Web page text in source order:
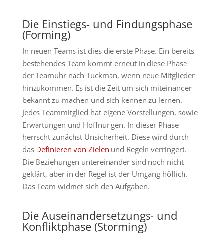
Die Einstiegs- und Findungsphase
(Forming)
In neuen Teams ist dies die erste Phase. Ein bereits
bestehendes Team kommt erneut in diese Phase
der Teamuhr nach Tuckman, wenn neue Mitglieder
hinzukommen. Es ist die Zeit um sich miteinander
bekannt zu machen und sich kennen zu lernen.
Jedes Teammitglied hat eigene Vorstellungen, sowie
Erwartungen und Hoffnungen. In dieser Phase
herrscht zunächst Unsicherheit. Diese wird durch
das Definieren von Zielen und Regeln verringert.
Die Beziehungen untereinander sind noch nicht
geklärt, aber in der Regel ist der Umgang höflich.
Das Team widmet sich den Aufgaben.
Die Auseinandersetzungs- und
Konfliktphase (Storming)